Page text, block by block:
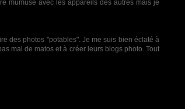
mumuse avec les appareils des autres mais je
des photos "potables". Je me suis bien éclaté à
mal de matos et à créer leurs blogs photo. Tout